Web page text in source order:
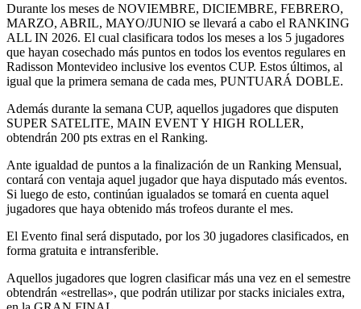
Durante los meses de NOVIEMBRE, DICIEMBRE, FEBRERO,
MARZO, ABRIL, MAYO/JUNIO se llevará a cabo el RANKING
ALL IN 2026. El cual clasificara todos los meses a los 5 jugadores
que hayan cosechado más puntos en todos los eventos regulares en
Radisson Montevideo inclusive los eventos CUP. Estos últimos, al
igual que la primera semana de cada mes, PUNTUARÁ DOBLE.
Además durante la semana CUP, aquellos jugadores que disputen
SUPER SATELITE, MAIN EVENT Y HIGH ROLLER,
obtendrán 200 pts extras en el Ranking.
Ante igualdad de puntos a la finalización de un Ranking Mensual,
contará con ventaja aquel jugador que haya disputado más eventos.
Si luego de esto, continúan igualados se tomará en cuenta aquel
jugadores que haya obtenido más trofeos durante el mes.
El Evento final será disputado, por los 30 jugadores clasificados, en
forma gratuita e intransferible.
Aquellos jugadores que logren clasificar más una vez en el semestre
obtendrán «estrellas», que podrán utilizar por stacks iniciales extra,